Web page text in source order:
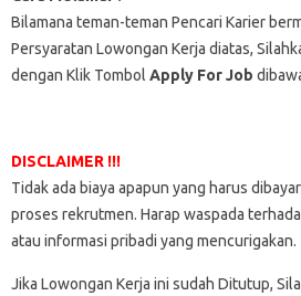
Bilamana teman-teman Pencari Karier
Persyaratan Lowongan Kerja diatas,
dengan Klik Tombol Apply For Job
DISCLAIMER !!!
Tidak ada biaya apapun yang harus
proses rekrutmen. Harap waspada
atau informasi pribadi yang mencurigakan.
Jika Lowongan Kerja ini sudah Ditutup,